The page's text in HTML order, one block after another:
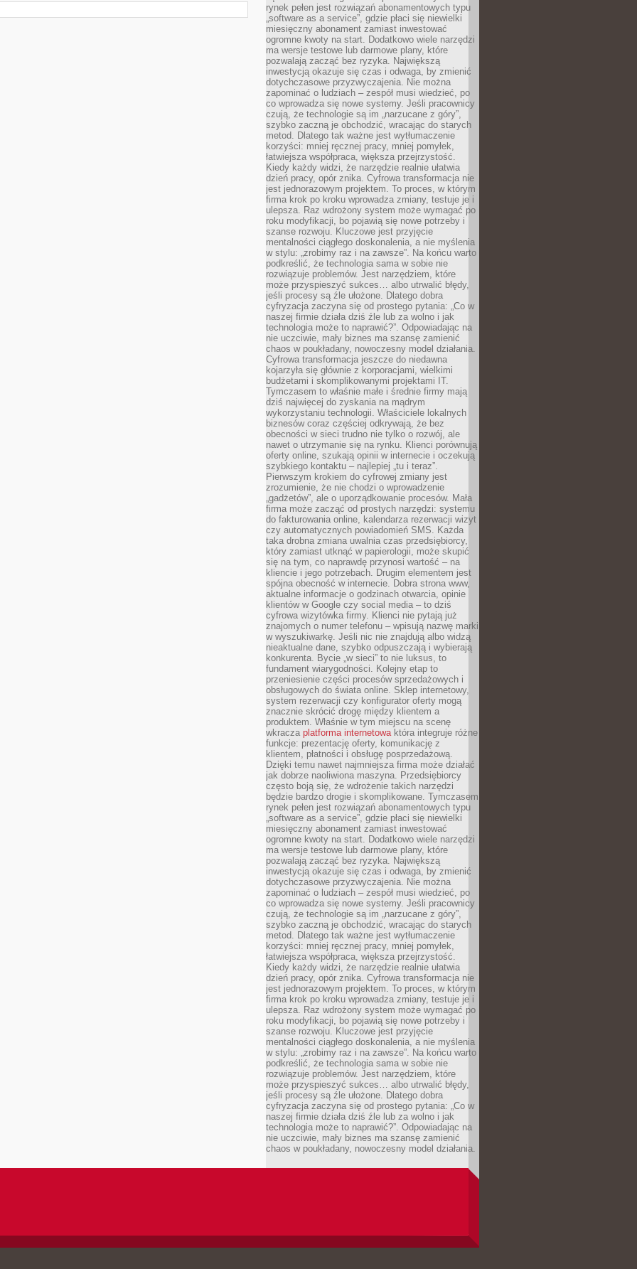
rynek pełen jest rozwiązań abonamentowych typu
„software as a service”, gdzie płaci się niewielki
miesięczny abonament zamiast inwestować
ogromne kwoty na start. Dodatkowo wiele narzędzi
ma wersje testowe lub darmowe plany, które
pozwalają zacząć bez ryzyka. Największą
inwestycją okazuje się czas i odwaga, by zmienić
dotychczasowe przyzwyczajenia. Nie można
zapominać o ludziach – zespół musi wiedzieć, po
co wprowadza się nowe systemy. Jeśli pracownicy
czują, że technologie są im „narzucane z góry”,
szybko zaczną je obchodzić, wracając do starych
metod. Dlatego tak ważne jest wytłumaczenie
korzyści: mniej ręcznej pracy, mniej pomyłek,
łatwiejsza współpraca, większa przejrzystość.
Kiedy każdy widzi, że narzędzie realnie ułatwia
dzień pracy, opór znika. Cyfrowa transformacja nie
jest jednorazowym projektem. To proces, w którym
firma krok po kroku wprowadza zmiany, testuje je i
ulepsza. Raz wdrożony system może wymagać po
roku modyfikacji, bo pojawią się nowe potrzeby i
szanse rozwoju. Kluczowe jest przyjęcie
mentalności ciągłego doskonalenia, a nie myślenia
w stylu: „zrobimy raz i na zawsze”. Na końcu warto
podkreślić, że technologia sama w sobie nie
rozwiązuje problemów. Jest narzędziem, które
może przyspieszyć sukces… albo utrwalić błędy,
jeśli procesy są źle ułożone. Dlatego dobra
cyfryzacja zaczyna się od prostego pytania: „Co w
naszej firmie działa dziś źle lub za wolno i jak
technologia może to naprawić?”. Odpowiadając na
nie uczciwie, mały biznes ma szansę zamienić
chaos w poukładany, nowoczesny model działania.
Cyfrowa transformacja jeszcze do niedawna
kojarzyła się głównie z korporacjami, wielkimi
budżetami i skomplikowanymi projektami IT.
Tymczasem to właśnie małe i średnie firmy mają
dziś najwięcej do zyskania na mądrym
wykorzystaniu technologii. Właściciele lokalnych
biznesów coraz częściej odkrywają, że bez
obecności w sieci trudno nie tylko o rozwój, ale
nawet o utrzymanie się na rynku. Klienci porównują
oferty online, szukają opinii w internecie i oczekują
szybkiego kontaktu – najlepiej „tu i teraz”.
Pierwszym krokiem do cyfrowej zmiany jest
zrozumienie, że nie chodzi o wprowadzenie
„gadżetów”, ale o uporządkowanie procesów. Mała
firma może zacząć od prostych narzędzi: systemu
do fakturowania online, kalendarza rezerwacji wizyt
czy automatycznych powiadomień SMS. Każda
taka drobna zmiana uwalnia czas przedsiębiorcy,
który zamiast utknąć w papierologii, może skupić
się na tym, co naprawdę przynosi wartość – na
kliencie i jego potrzebach. Drugim elementem jest
spójna obecność w internecie. Dobra strona www,
aktualne informacje o godzinach otwarcia, opinie
klientów w Google czy social media – to dziś
cyfrowa wizytówka firmy. Klienci nie pytają już
znajomych o numer telefonu – wpisują nazwę marki
w wyszukiwarkę. Jeśli nic nie znajdują albo widzą
nieaktualne dane, szybko odpuszczają i wybierają
konkurenta. Bycie „w sieci” to nie luksus, to
fundament wiarygodności. Kolejny etap to
przeniesienie części procesów sprzedażowych i
obsługowych do świata online. Sklep internetowy,
system rezerwacji czy konfigurator oferty mogą
znacznie skrócić drogę między klientem a
produktem. Właśnie w tym miejscu na scenę
wkracza platforma internetowaktóra integruje różne
funkcje: prezentację oferty, komunikację z
klientem, płatności i obsługę posprzedażową.
Dzięki temu nawet najmniejsza firma może działać
jak dobrze naoliwiona maszyna. Przedsiębiorcy
często boją się, że wdrożenie takich narzędzi
będzie bardzo drogie i skomplikowane. Tymczasem
rynek pełen jest rozwiązań abonamentowych typu
„software as a service”, gdzie płaci się niewielki
miesięczny abonament zamiast inwestować
ogromne kwoty na start. Dodatkowo wiele narzędzi
ma wersje testowe lub darmowe plany, które
pozwalają zacząć bez ryzyka. Największą
inwestycją okazuje się czas i odwaga, by zmienić
dotychczasowe przyzwyczajenia. Nie można
zapominać o ludziach – zespół musi wiedzieć, po
co wprowadza się nowe systemy. Jeśli pracownicy
czują, że technologie są im „narzucane z góry”,
szybko zaczną je obchodzić, wracając do starych
metod. Dlatego tak ważne jest wytłumaczenie
korzyści: mniej ręcznej pracy, mniej pomyłek,
łatwiejsza współpraca, większa przejrzystość.
Kiedy każdy widzi, że narzędzie realnie ułatwia
dzień pracy, opór znika. Cyfrowa transformacja nie
jest jednorazowym projektem. To proces, w którym
firma krok po kroku wprowadza zmiany, testuje je i
ulepsza. Raz wdrożony system może wymagać po
roku modyfikacji, bo pojawią się nowe potrzeby i
szanse rozwoju. Kluczowe jest przyjęcie
mentalności ciągłego doskonalenia, a nie myślenia
w stylu: „zrobimy raz i na zawsze”. Na końcu warto
podkreślić, że technologia sama w sobie nie
rozwiązuje problemów. Jest narzędziem, które
może przyspieszyć sukces… albo utrwalić błędy,
jeśli procesy są źle ułożone. Dlatego dobra
cyfryzacja zaczyna się od prostego pytania: „Co w
naszej firmie działa dziś źle lub za wolno i jak
technologia może to naprawić?”. Odpowiadając na
nie uczciwie, mały biznes ma szansę zamienić
chaos w poukładany, nowoczesny model działania.